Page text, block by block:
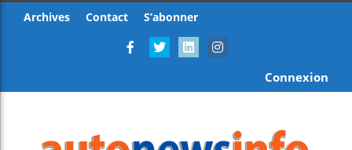
Archives Contact S’abonner
Connexion